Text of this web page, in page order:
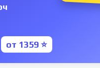
от 1359 ⭐